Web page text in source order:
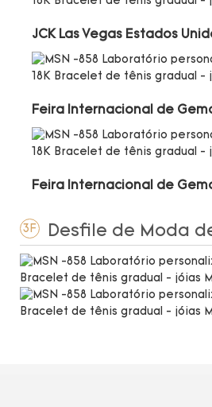
JCK Las Vegas Estados
Feira Internacional de
Feira Internacional de
3F Desfile de Moda